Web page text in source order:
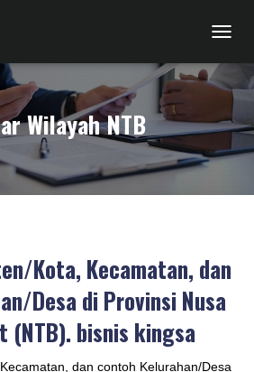
Wilayah NTB
Kota, Kecamatan, dan
Desa di Provinsi Nusa
(NTB). bisnis kingsa
dan contoh Kelurahan/Desa